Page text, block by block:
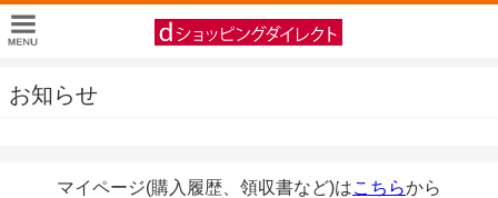
お知らせ
マイページ(購入履歴、領収書など)はこちらから